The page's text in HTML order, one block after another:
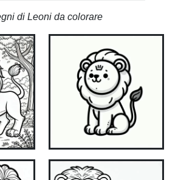
di Leoni da colorare